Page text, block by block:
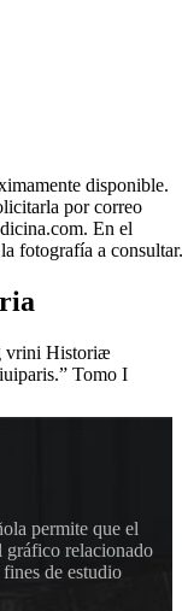
disponible.
por correo
En el
fotografía a consultar.
vrini Historiæ
Tomo I
permite que el
gráfico relacionado
de estudio